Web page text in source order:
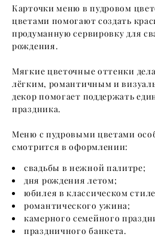
Карточки меню в пудровом
цветами помогают создать
продуманную сервировку для
рождения.
Мягкие цветочные оттенки
лёгким, романтичным и
декор помогает поддержать
праздника.
Меню с пудровыми цветами
смотрится в оформлении:
свадьбы в нежной палитре;
дня рождения летом;
юбилея в классическом
романтического ужина;
камерного семейного
праздничного банкета.